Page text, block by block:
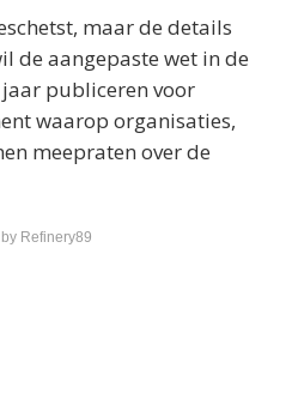
maar de details
de aangepaste wet in de
publiceren voor
waarop organisaties,
meepraten over de
Refinery89